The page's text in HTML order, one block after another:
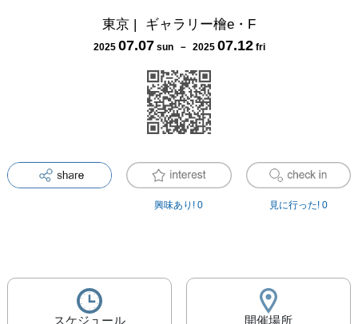
東京 | ギャラリー檜e・F
2025 07.07 sun－ 2025 07.12 fri
興味あり! 0 見に行った! 0
スケジュール 開催場所